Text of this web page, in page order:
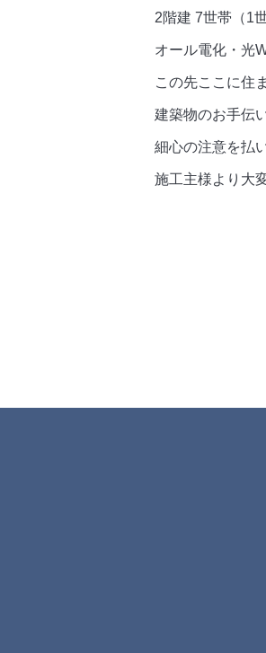
2階建 7世帯（1
オール電化・光
この先ここに住
建築物のお手伝
細心の注意を払
施工主様より大